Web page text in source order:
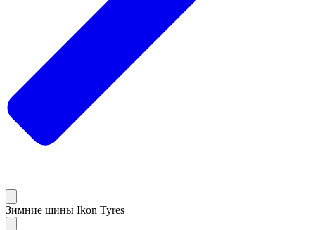
Зимние шины Ikon Tyres